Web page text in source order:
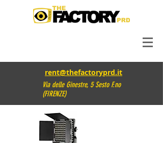
rent@thefactoryprd.it
Via delle Ginestre, 5 Sesto F.no
(FIRENZE)